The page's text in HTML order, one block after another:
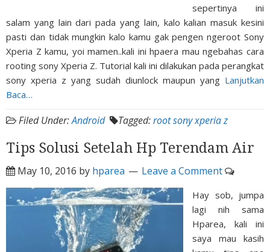
sepertinya ini
salam yang lain dari pada yang lain, kalo kalian masuk kesini
pasti dan tidak mungkin kalo kamu gak pengen ngeroot Sony
Xperia Z kamu, yoi mamen..kali ini hpaera mau ngebahas cara
rooting sony Xperia Z. Tutorial kali ini dilakukan pada perangkat
sony xperia z yang sudah diunlock maupun yang Lanjutkan
Baca…
Filed Under:Android Tagged:root sony xperia z
Tips Solusi Setelah Hp Terendam Air
May 10, 2016 by hparea Leave a Comment
Hay sob, jumpa
lagi nih sama
Hparea, kali ini
saya mau kasih